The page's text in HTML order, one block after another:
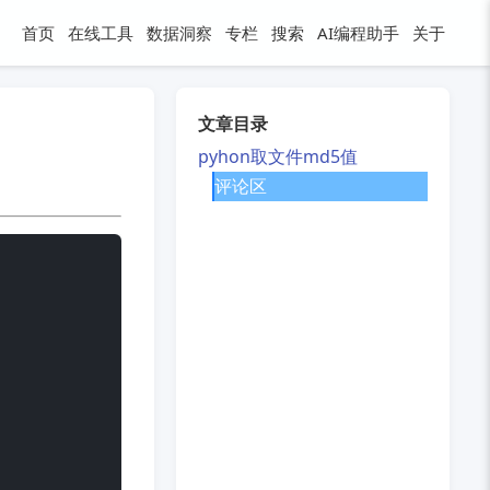
首页 在线工具 数据洞察 专栏 搜索 AI编程助手 关于
文章目录
pyhon取文件md5值
评论区